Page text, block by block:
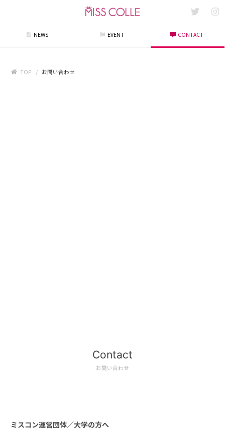
NEWS EVENT CONTACT
TOP お問い合わせ
Contact
お問い合わせ
ミスコン運営団体／大学の方へ